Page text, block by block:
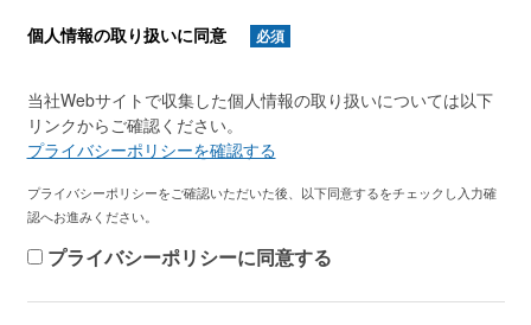
個人情報の取り扱いに同意 必須
当社Webサイトで収集した個人情報の取り扱いについては以下
リンクからご確認ください。
プライバシーポリシーを確認する
プライバシーポリシーをご確認いただいた後、以下同意するをチェックし入力確
認へお進みください。
プライバシーポリシーに同意する